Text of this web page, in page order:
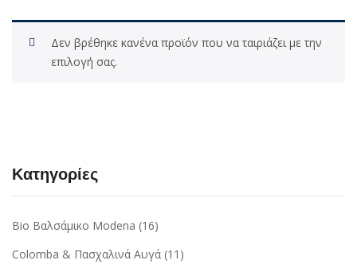
Δεν βρέθηκε κανένα προϊόν που να ταιριάζει με την
επιλογή σας.
Κατηγορίες
Bio Βαλσάμικο Modena (16)
Colomba & Πασχαλινά Αυγά (11)